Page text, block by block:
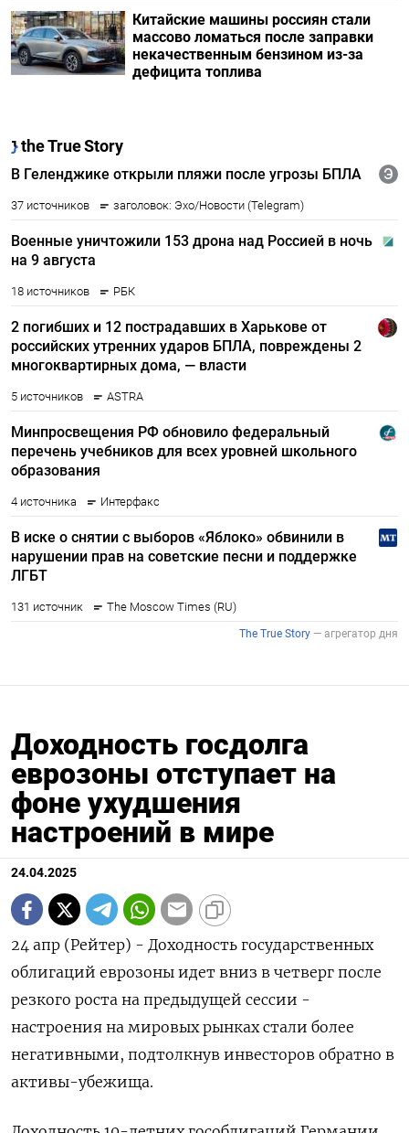
Китайские машины россиян стали
массово ломаться после заправки
некачественным бензином из-за
дефицита топлива
Доходность госдолга
еврозоны отступает на
фоне ухудшения
настроений в мире
24.04.2025
24 апр (Рейтер) - Доходность государственных
облигаций еврозоны идет вниз в четверг после
резкого роста на предыдущей сессии -
настроения на мировых рынках стали более
негативными, подтолкнув инвесторов обратно в
активы-убежища.